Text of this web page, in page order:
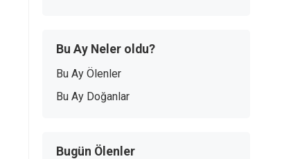
Bu Ay Neler oldu?
Bu Ay Ölenler
Bu Ay Doğanlar
Bugün Ölenler